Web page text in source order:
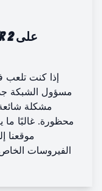
إذا كنت تلعب
مسؤول الشبكة
مشكلة
محظورة. غالبًا ما
موقعنا
الفيروسات